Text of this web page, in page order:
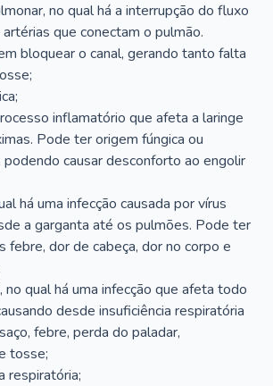
no qual há a interrupção do fluxo
que conectam o pulmão.
bloquear o canal, gerando tanto falta
inflamatório que afeta a laringe
Pode ter origem fúngica ou
podendo causar desconforto ao engolir
há uma infecção causada por vírus
a garganta até os pulmões. Pode ter
febre, dor de cabeça, dor no corpo e
qual há uma infecção que afeta todo
desde insuficiência respiratória
febre, perda do paladar,
tosse;
respiratória;